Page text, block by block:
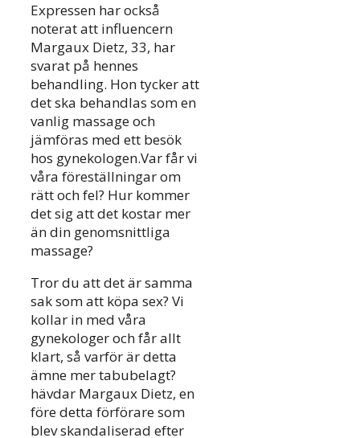
Expressen har också
noterat att influencern
Margaux Dietz, 33, har
svarat på hennes
behandling. Hon tycker att
det ska behandlas som en
vanlig massage och
jämföras med ett besök
hos gynekologen.Var får vi
våra föreställningar om
rätt och fel? Hur kommer
det sig att det kostar mer
än din genomsnittliga
massage?
Tror du att det är samma
sak som att köpa sex? Vi
kollar in med våra
gynekologer och får allt
klart, så varför är detta
ämne mer tabubelagt?
hävdar Margaux Dietz, en
före detta förförare som
blev skandaliserad efter